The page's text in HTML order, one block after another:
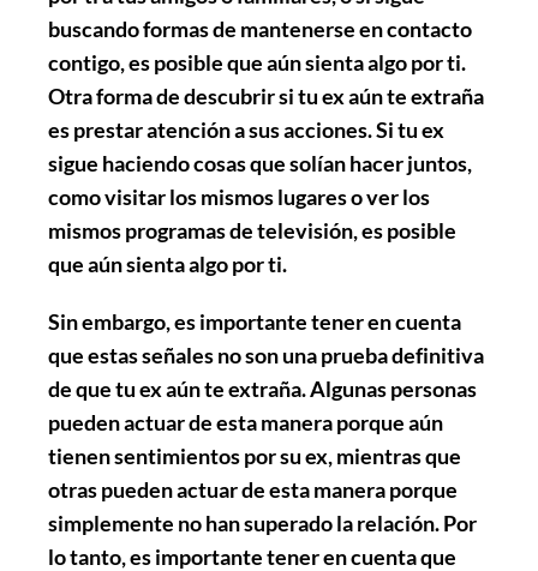
buscando formas de mantenerse en contacto
contigo, es posible que aún sienta algo por ti.
Otra forma de descubrir si tu ex aún te extraña
es prestar atención a sus acciones. Si tu ex
sigue haciendo cosas que solían hacer juntos,
como visitar los mismos lugares o ver los
mismos programas de televisión, es posible
que aún sienta algo por ti.
Sin embargo, es importante tener en cuenta
que estas señales no son una prueba definitiva
de que tu ex aún te extraña. Algunas personas
pueden actuar de esta manera porque aún
tienen sentimientos por su ex, mientras que
otras pueden actuar de esta manera porque
simplemente no han superado la relación. Por
lo tanto, es importante tener en cuenta que